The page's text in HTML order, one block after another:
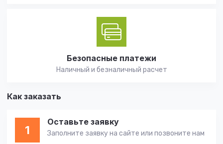
Безопасные платежи
Наличный и безналичный расчет
Как заказать
1
Оставьте заявку
Заполните заявку на сайте или позвоните нам